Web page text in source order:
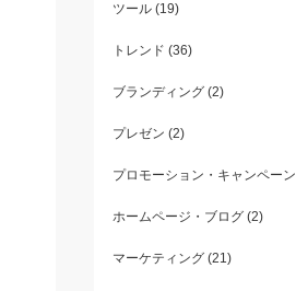
ツール(19)
トレンド (36)
ブランディング(2)
プレゼン (2)
プロモーション・キャンペーン
ホームページ・ブログ(2)
マーケティング(21)